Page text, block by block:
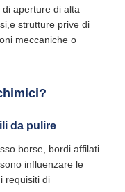
aperture di alta
strutture prive di
meccaniche o
da pulire
borse, bordi affilati
influenzare le
requisiti di